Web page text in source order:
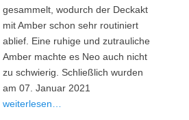
gesammelt, wodurch der Deckakt
mit Amber schon sehr routiniert
ablief. Eine ruhige und zutrauliche
Amber machte es Neo auch nicht
zu schwierig. Schließlich wurden
am 07. Januar 2021
weiterlesen…